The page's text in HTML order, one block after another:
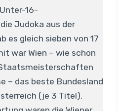
16-
Judoka aus der
es gleich sieben von 17
war Wien – wie schon
– das beste Bundesland
(je 3 Titel).